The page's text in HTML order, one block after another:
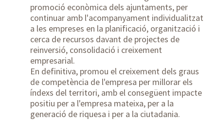
promoció econòmica dels ajuntaments, per
continuar amb l'acompanyament individualitzat
a les empreses en la planificació, organització i
cerca de recursos davant de projectes de
reinversió, consolidació i creixement
empresarial.
En definitiva, promou el creixement dels graus
de competència de l'empresa per millorar els
índexs del territori, amb el consegüent impacte
positiu per a l'empresa mateixa, per a la
generació de riquesa i per a la ciutadania.